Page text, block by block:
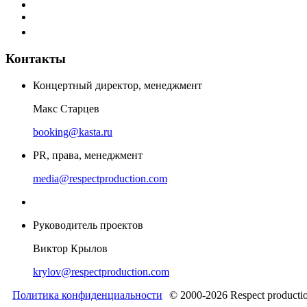
Контакты
Концертный директор, менеджмент
Макс Старцев
booking@kasta.ru
PR, права, менеджмент
media@respectproduction.com
Руководитель проектов
Виктор Крылов
krylov@respectproduction.com
Политика конфиденциальности
© 2000-2026 Respect